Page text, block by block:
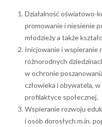
Działalność oświatowo-
promowanie i niesienie
młodzieży a także
Inicjowanie i wspieranie
różnorodnych
w ochronie
człowieka i obywatela,
profilaktyce społecznej.
Wspieranie rozwoju
i osób dorosłych m.in.